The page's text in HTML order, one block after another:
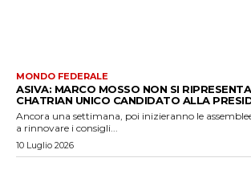
MONDO FEDERALE
ASIVA: MARCO MOSSO NON SI
CHATRIAN UNICO CANDIDATO ALLA
Ancora una settimana, poi inizieranno le
a rinnovare i consigli...
10 Luglio 2026